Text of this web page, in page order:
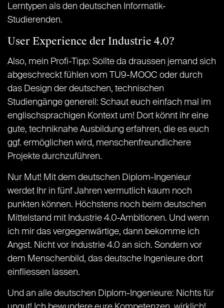
Lerntypen als den deutschen Informatik-
Studierenden.
User Experience der Industrie 4.0?
Also, mein Profi-Tipp: Sollte da draussen jemand sich
abgeschreckt fühlen vom TU9-MOOC oder durch
das Design der deutschen, technischen
Studiengänge generell: Schaut euch einfach mal im
englischsprachigen Kontext um! Dort könnt ihr eine
gute, techniknahe Ausbildung erfahren, die es euch
ggf. ermöglichen wird, menschenfreundlichere
Projekte durchzuführen.
Nur Mut! Mit dem deutschen Diplom-Ingenieur
werdet Ihr in fünf Jahren vermutlich kaum noch
punkten können. Höchstens noch beim deutschen
Mittelstand mit Industrie 4.0-Ambitionen. Und wenn
ich mir das vergegenwärtige, dann bekomme ich
Angst. Nicht vor Industrie 4.0 an sich. Sondern vor
dem Menschenbild, das deutsche Ingenieure dort
einfliessen lassen.
Und an alle deutschen Diplom-Ingenieure: Nichts für